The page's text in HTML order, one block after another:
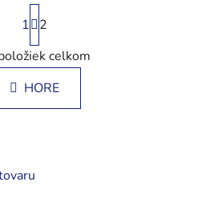
O
v
l
c
S
t
r
á
n
k
e
1
2
celkom
HORE